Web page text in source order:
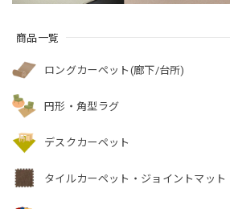
商品一覧
ロングカーペット(廊下/台所)
円形・角型ラグ
デスクカーペット
タイルカーペット・ジョイントマット